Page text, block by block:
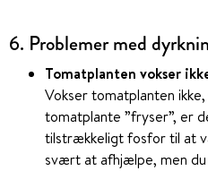
6. Problemer med
Tomatplanten vokser
Vokser tomatplanten
tomatplante ”fryser”, er
tilstrækkeligt fosfor til at
svært at afhjælpe, men